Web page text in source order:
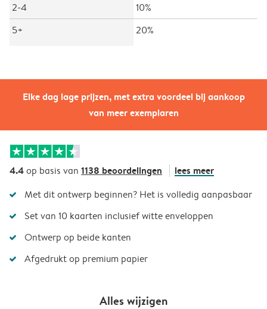
Elke dag lage prijzen, met extra voordeel bij aankoop
van meer exemplaren
2-4
10%
5+
20%
4.4op basis van 1138 beoordelingen lees meer
Met dit ontwerp beginnen? Het is volledig aanpasbaar
Set van 10 kaarten inclusief witte enveloppen
Ontwerp op beide kanten
Afgedrukt op premium papier
Alles wijzigen